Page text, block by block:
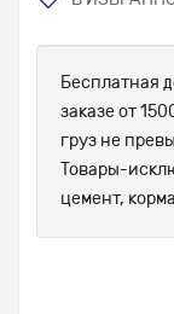
Бесплатная
заказе от
груз не
Товары-
цемент,